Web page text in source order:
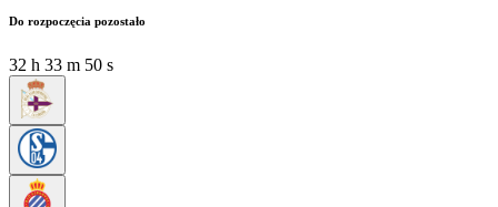
Do rozpoczęcia pozostało
32 h 33 m 48 s